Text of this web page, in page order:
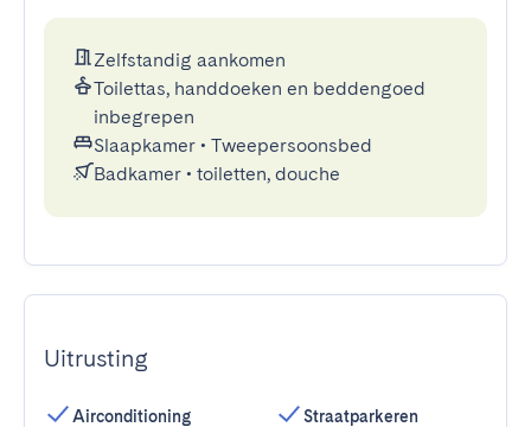
Zelfstandig aankomen
Toilettas, handdoeken en beddengoed
inbegrepen
Slaapkamer • Tweepersoonsbed
Badkamer • toiletten, douche
Uitrusting
Airconditioning
Straatparkeren